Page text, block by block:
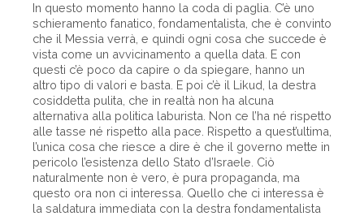
In questo momento hanno la coda di paglia. C’è uno
schieramento fanatico, fondamentalista, che è convinto
che il Messia verrà, e quindi ogni cosa che succede è
vista come un avvicinamento a quella data. E con
questi c’è poco da capire o da spiegare, hanno un
altro tipo di valori e basta. E poi c’è il Likud, la destra
cosiddetta pulita, che in realtà non ha alcuna
alternativa alla politica laburista. Non ce l’ha né rispetto
alle tasse né rispetto alla pace. Rispetto a quest’ultima,
l’unica cosa che riesce a dire è che il governo mette in
pericolo l’esistenza dello Stato d’Israele. Ciò
naturalmente non è vero, è pura propaganda, ma
questo ora non ci interessa. Quello che ci interessa è
la saldatura immediata con la destra fondamentalista